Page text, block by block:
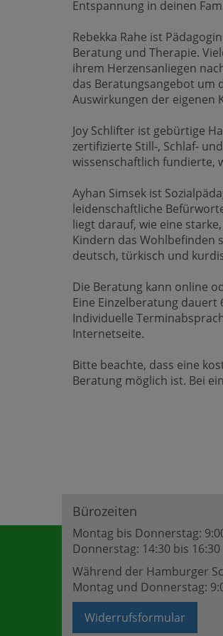
Entspannung in deinen
Rebekka Rahe ist
Beratung und Therapie.
ihrem Herzensanliegen
das Beratungsangebot um
Auswirkungen der eigenen
Joy Schlifter ist gebürtige
zertifizierte Still-, Schlaf-
wissenschaftlich fundierte,
Ayhan Simsek ist
leidenschaftliche
liegt darauf, wie eine
Kindern das Wohlbefinden
deutsch, türkisch und
Die Beratung kann online
Eine Einzelberatung dauert
Individuelle
Internetseite.
Bitte beachte, dass eine
Beratung möglich ist. Bei
Bürozeiten
Montag bis Donnerstag:
Donnerstag: 14:30 bis
Während der Hamburger
Montag und Donnerstag:
Widerrufsformular